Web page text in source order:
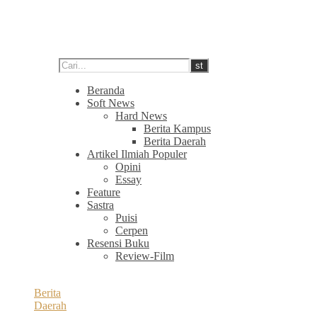
Beranda
Soft News
Hard News
Berita Kampus
Berita Daerah
Artikel Ilmiah Populer
Opini
Essay
Feature
Sastra
Puisi
Cerpen
Resensi Buku
Review-Film
Berita
Daerah